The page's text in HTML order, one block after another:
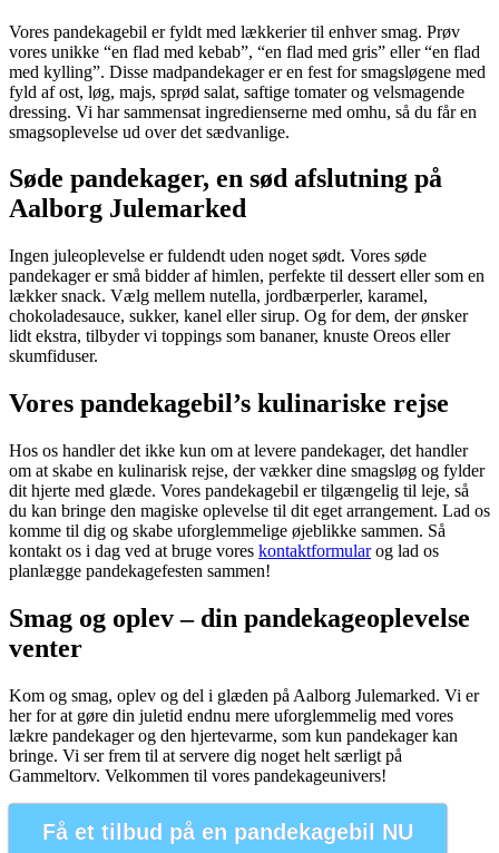
Vores pandekagebil er fyldt med lækkerier til enhver smag. Prøv
vores unikke “en flad med kebab”, “en flad med gris” eller “en flad
med kylling”. Disse madpandekager er en fest for smagsløgene med
fyld af ost, løg, majs, sprød salat, saftige tomater og velsmagende
dressing. Vi har sammensat ingredienserne med omhu, så du får en
smagsoplevelse ud over det sædvanlige.
Søde pandekager, en sød afslutning på
Aalborg Julemarked
Ingen juleoplevelse er fuldendt uden noget sødt. Vores søde
pandekager er små bidder af himlen, perfekte til dessert eller som en
lækker snack. Vælg mellem nutella, jordbærperler, karamel,
chokoladesauce, sukker, kanel eller sirup. Og for dem, der ønsker
lidt ekstra, tilbyder vi toppings som bananer, knuste Oreos eller
skumfiduser.
Vores pandekagebil’s kulinariske rejse
Hos os handler det ikke kun om at levere pandekager, det handler
om at skabe en kulinarisk rejse, der vækker dine smagsløg og fylder
dit hjerte med glæde. Vores pandekagebil er tilgængelig til leje, så
du kan bringe den magiske oplevelse til dit eget arrangement. Lad os
komme til dig og skabe uforglemmelige øjeblikke sammen. Så
kontakt os i dag ved at bruge vores kontaktformularog lad os
planlægge pandekagefesten sammen!
Smag og oplev – din pandekageoplevelse
venter
Kom og smag, oplev og del i glæden på Aalborg Julemarked. Vi er
her for at gøre din juletid endnu mere uforglemmelig med vores
lækre pandekager og den hjertevarme, som kun pandekager kan
bringe. Vi ser frem til at servere dig noget helt særligt på
Gammeltorv. Velkommen til vores pandekageunivers!
Få et tilbud på en pandekagebil NU